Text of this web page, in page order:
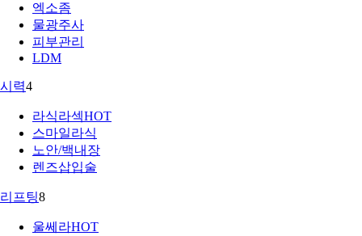
엑소좀
물광주사
피부관리
LDM
시력4
라식라섹HOT
스마일라식
노안/백내장
렌즈삽입술
리프팅8
울쎄라HOT